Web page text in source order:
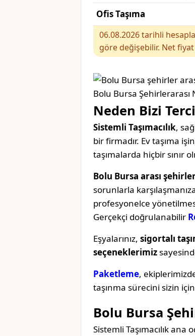
Ofis Taşıma
06.08.2026 tarihli
göre değişebilir. Net
Bolu Bursa Şehirlerarası
Neden Bizi
Sistemli Taşımacılık,
bir firmadır. Ev taşıma
taşımalarda hiçbir sınır
Bolu Bursa arası
sorunlarla
profesyonelce
Gerçekçi doğrulanabilir
Eşyalarınız, sigortalı
seçeneklerimiz
Paketleme,
taşınma sürecini sizin
Bolu Bursa
Sistemli Taşımacılık